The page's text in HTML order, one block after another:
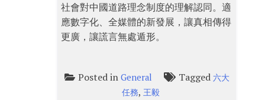
社會對中國道路理念制度的理解認同。適
應數字化、全媒體的新發展，讓真相傳得
更廣，讓謊言無處遁形。
Posted in General Tagged 六大
任務, 王毅